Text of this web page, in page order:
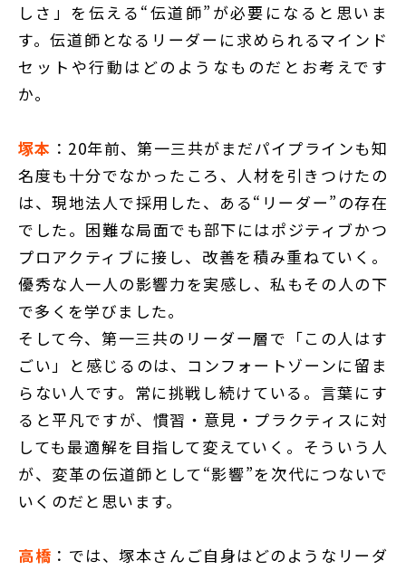
しさ」を伝える“伝道師”が必要になると思いま
す。伝道師となるリーダーに求められるマインド
セットや行動はどのようなものだとお考えです
か。
塚本 ：20年前、第一三共がまだパイプラインも知
名度も十分でなかったころ、人材を引きつけたの
は、現地法人で採用した、ある“リーダー”の存在
でした。困難な局面でも部下にはポジティブかつ
プロアクティブに接し、改善を積み重ねていく。
優秀な人一人の影響力を実感し、私もその人の下
で多くを学びました。
そして今、第一三共のリーダー層で「この人はす
ごい」と感じるのは、コンフォートゾーンに留ま
らない人です。常に挑戦し続けている。言葉にす
ると平凡ですが、慣習・意見・プラクティスに対
しても最適解を目指して変えていく。そういう人
が、変革の伝道師として“影響”を次代につないで
いくのだと思います。
高橋 ：では、塚本さんご自身はどのようなリーダ